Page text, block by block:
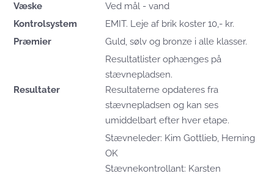
Væske
Ved mål - vand
Kontrolsystem
EMIT. Leje af brik koster 10,- kr.
Præmier
Guld, sølv og bronze i alle klasser.
Resultater
Resultatlister ophænges på
stævnepladsen.
Resultaterne opdateres fra
stævnepladsen og kan ses
umiddelbart efter hver etape.
Stævneleder: Kim Gottlieb, Herning
OK
Stævnekontrollant: Karsten